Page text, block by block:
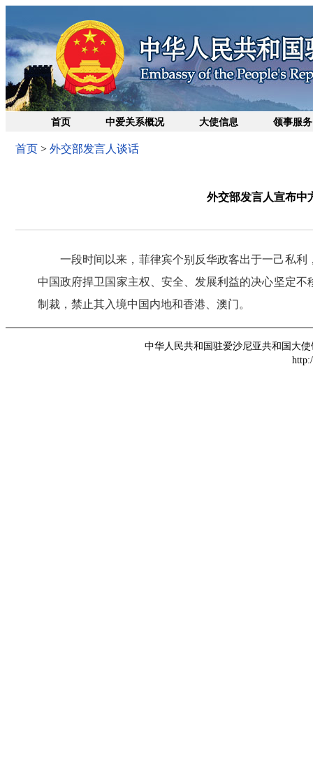
首页 中爱关系概况 大使信息 领事服务
首页 > 外交部发言人谈话
外交部发言人宣布中
一段时间以来，菲律宾个别反华政客出于一己私
中国政府捍卫国家主权、安全、发展利益的决心坚定
制裁，禁止其入境中国内地和香港、澳门。
中华人民共和国驻爱沙尼亚共和国大使